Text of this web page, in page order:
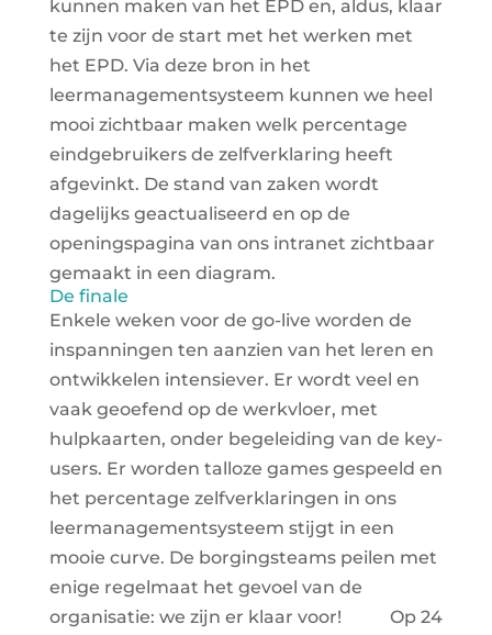
kunnen maken van het EPD en, aldus, klaar
te zijn voor de start met het werken met
het EPD. Via deze bron in het
leermanagementsysteem kunnen we heel
mooi zichtbaar maken welk percentage
eindgebruikers de zelfverklaring heeft
afgevinkt. De stand van zaken wordt
dagelijks geactualiseerd en op de
openingspagina van ons intranet zichtbaar
gemaakt in een diagram.
De finale
Enkele weken voor de go-live worden de
inspanningen ten aanzien van het leren en
ontwikkelen intensiever. Er wordt veel en
vaak geoefend op de werkvloer, met
hulpkaarten, onder begeleiding van de key-
users. Er worden talloze games gespeeld en
het percentage zelfverklaringen in ons
leermanagementsysteem stijgt in een
mooie curve. De borgingsteams peilen met
enige regelmaat het gevoel van de
organisatie: we zijn er klaar voor!
Op 24